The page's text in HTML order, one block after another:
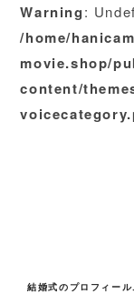
Warning:
/home/
movie.shop/
content/
結婚式のプロフィー